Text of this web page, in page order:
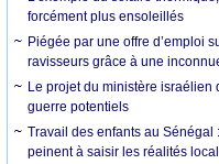
forcément plus ensoleillés
Piégée par une offre d’emploi
ravisseurs grâce à une
Le projet du ministère israélien
guerre potentiels
Travail des enfants au
peinent à saisir les réalités